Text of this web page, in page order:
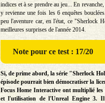
indices et à se prendre au jeu... En
y revienne une fois les 6 enquêtes
peu l'aventure car, en l'état, ce "Sherlock
meilleures surprises de l'année 2014.
Note pour ce test : 17/20
Si, de prime abord, la série "Sherlock
épisode pourrait bien démocratiser la
Focus Home Interactive ont multiplié
et l'utilisation de l'Unreal Engine 3. Il